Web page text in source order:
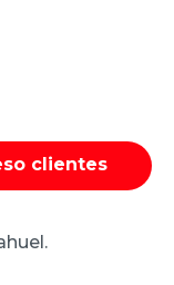
clientes